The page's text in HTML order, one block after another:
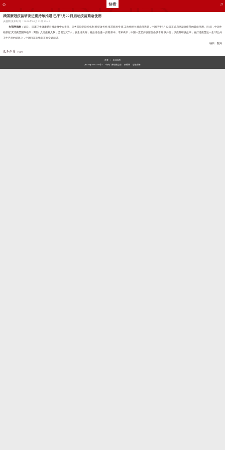
我国新冠疫苗研发进度持续推进 已于7月22日启动疫苗紧急使用
央视网 发布时间：2020年08月23日 19:49
央视网消息 ：近日，国家卫生健康委科技发展中心主任、国务院联防联控机制 科研攻关组 疫苗研发专班 工作组组长郑忠伟透露，中国已于7月22日正式启动新冠疫苗的紧急使用。目前，中国生
物新冠灭活疫苗国际临床（Ⅲ期）入组接种人数，已超过2万人，安全性良好，有效性在进一步观察中。专家表示，中国一直坚持疫苗五条技术路线并行，以提升研发效率，在打造疫苗这一全球公共
卫生产品的道路上，中国疫苗先锋队正在全速前进。
编辑：甄涛
首页 | 全站地图
京ICP备10003349号-1 中央广播电视总台 央视网 版权所有